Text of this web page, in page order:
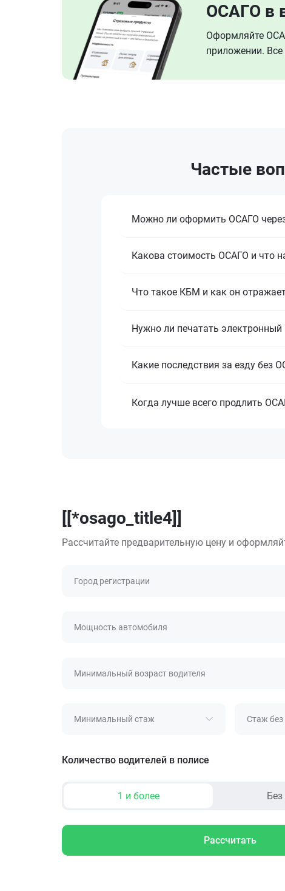
ОСАГО в
Оформляйте
приложении.
Частые
Можно ли оформить ОСАГО через
Какова стоимость ОСАГО и что
Что такое КБМ и как он
Нужно ли печатать
Какие последствия за езду без
Когда лучше всего продлить
[[*osago_title4]]
Рассчитайте предварительную цену и
Город регистрации
Мощность автомобиля
Минимальный возраст водителя
Минимальный стаж Стаж
Количество водителей в полисе
1 и более
Рассчитать